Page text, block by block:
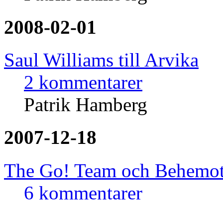
2008-02-01
Saul Williams till Arvika
2 kommentarer
Patrik Hamberg
2007-12-18
The Go! Team och
6 kommentarer